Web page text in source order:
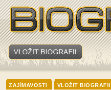
ZAJÍMAVOSTI VLOŽIT BIOGRAFII